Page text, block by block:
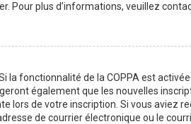
Pour plus d’informations, veuillez
fonctionnalité de la COPPA est
également que les nouvelles
de votre inscription. Si vous aviez
de courrier électronique ou le